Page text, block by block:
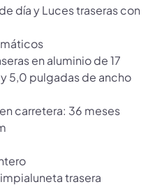
día y Luces traseras con
en aluminio de 17
5,0 pulgadas de ancho
carretera: 36 meses
trasera